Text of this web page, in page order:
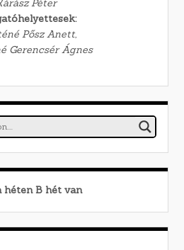
Péter
Pősz Anett,
Gerencsér Ágnes
héten B hét van